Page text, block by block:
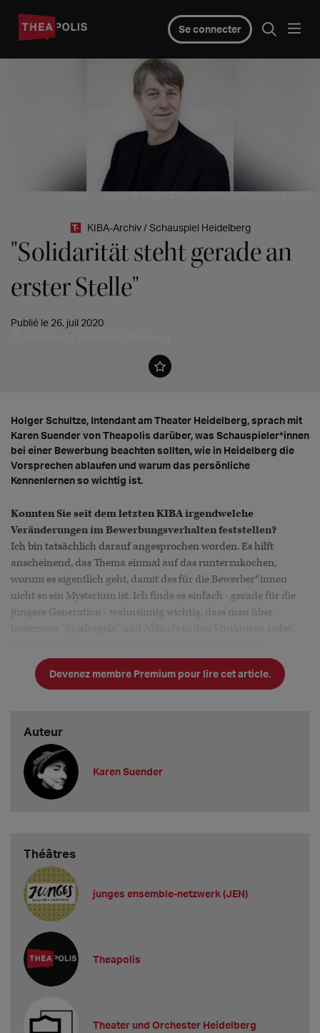
Se connecter
KIBA-Archiv / Schauspiel Heidelberg
"Solidarität steht gerade an
erster Stelle"
Publié le 26. juil 2020
Holger Schultze, Intendant am Theater Heidelberg, sprach mit
Karen Suender von Theapolis darüber, was Schauspieler*innen
bei einer Bewerbung beachten sollten, wie in Heidelberg die
Vorsprechen ablaufen und warum das persönliche
Kennenlernen so wichtig ist.
Konnten Sie seit dem letzten KIBA irgendwelche
Veränderungen im Bewerbungsverhalten feststellen?
Ich bin tatsächlich darauf angesprochen worden. Es hilft
anscheinend, das Thema einmal auf das runterzukochen,
worum es eigentlich geht, damit des für die Bewerber*innen
nicht so ein Mysterium ist. Ich finde es einfach - gerade für die
jüngere Generation - wahnsinnig wichtig, dass man über
Im Moment ist es natürlich ein
Devenez membre Premium pour lire cet article.
Auteur
Karen Suender
Théâtres
junges ensemble-netzwerk (JEN)
Theapolis
Theater und Orchester Heidelberg